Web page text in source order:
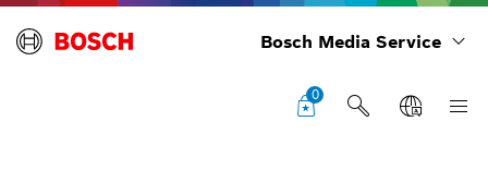
Bosch Media Service
0